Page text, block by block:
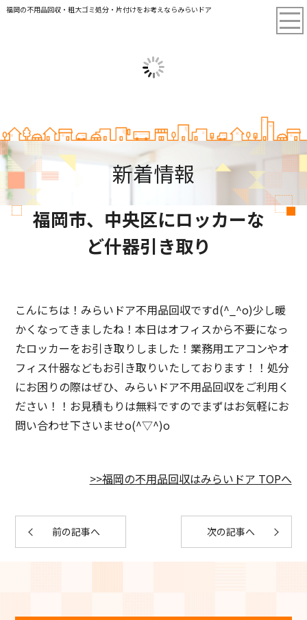
福岡の不用品回収・粗大ゴミ処分・片付けをお考えならみらいドア
新着情報
福岡市、中央区にロッカーな
ど什器引き取り
こんにちは！みらいドア不用品回収ですd(^_^o)少し暖
かくなってきましたね！本日はオフィスから不要になっ
たロッカーをお引き取りしました！業務用エアコンやオ
フィス什器などもお引き取りいたしております！！処分
にお困りの際はぜひ、みらいドア不用品回収をご利用く
ださい！！お見積もりは無料ですのでまずはお気軽にお
問い合わせ下さいませo(^▽^)o
>>福岡の不用品回収はみらいドア TOPへ
前の記事へ 次の記事へ